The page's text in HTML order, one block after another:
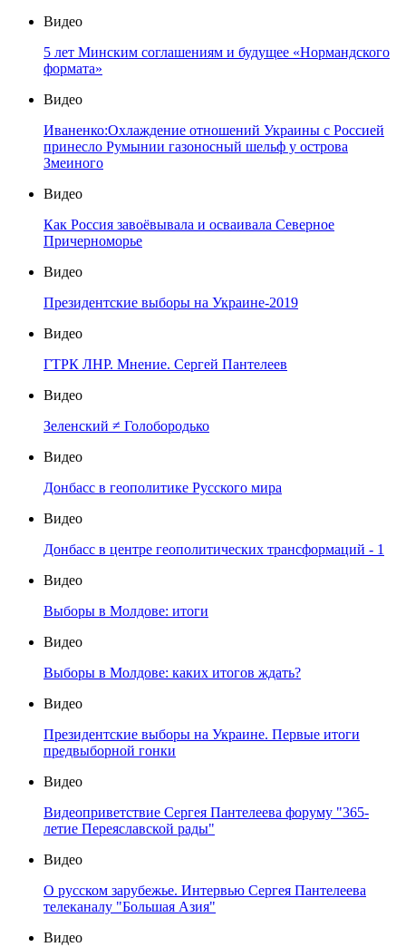
Видео
5 лет Минским соглашениям и будущее «Нормандского
формата»
Видео
Иваненко:Охлаждение отношений Украины с Россией
принесло Румынии газоносный шельф у острова
Змеиного
Видео
Как Россия завоёвывала и осваивала Северное
Причерноморье
Видео
Президентские выборы на Украине-2019
Видео
ГТРК ЛНР. Мнение. Сергей Пантелеев
Видео
Зеленский ≠ Голобородько
Видео
Донбасс в геополитике Русского мира
Видео
Донбасс в центре геополитических трансформаций - 1
Видео
Выборы в Молдове: итоги
Видео
Выборы в Молдове: каких итогов ждать?
Видео
Президентские выборы на Украине. Первые итоги
предвыборной гонки
Видео
Видеоприветствие Сергея Пантелеева форуму "365-
летие Переяславской рады"
Видео
О русском зарубежье. Интервью Сергея Пантелеева
телеканалу "Большая Азия"
Видео